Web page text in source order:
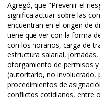
Agregó, que "Prevenir el
significa actuar sobre las
encuentran en el origen de
tiene que ver con la forma
con los horarios, carga de
estructura salarial,
otorgamiento de permisos
(autoritario, no involucrado,
procedimientos de
conflictos cotidianos, entre